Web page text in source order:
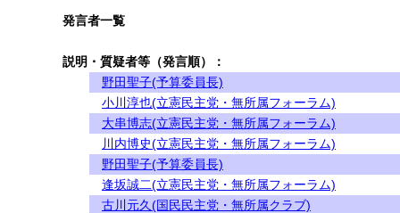
発言者一覧
説明・質疑者等（発言順）：
野田聖子(予算委員長)
小川淳也(立憲民主党・無所属フォーラム)
大串博志(立憲民主党・無所属フォーラム)
川内博史(立憲民主党・無所属フォーラム)
野田聖子(予算委員長)
逢坂誠二(立憲民主党・無所属フォーラム)
古川元久(国民民主党・無所属クラブ)